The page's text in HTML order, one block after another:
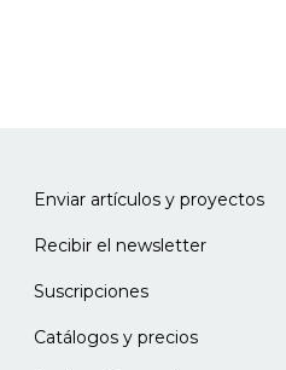
Enviar artículos y proyectos
Recibir el newsletter
Suscripciones
Catálogos y precios